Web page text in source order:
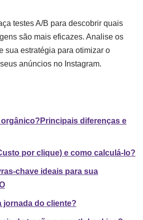
testes A/B para descobrir quais
são mais eficazes. Analise os
sua estratégia para otimizar o
anúncios no Instagram.
diferenças e
por clique) e como calculá-lo?
chave ideais para sua
jornada do cliente?